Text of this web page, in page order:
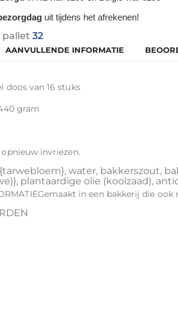
uit tijdens het afrekenen!
pallet32
AANVULLENDE INFORMATIE
doos van 16 stuks
gram
invriezen.
water, bakkerszout,
plantaardige olie (koolzaad),
in een bakkerij die